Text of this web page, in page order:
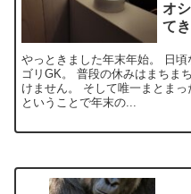
オ
て
やっときました年末年始。 日
ゴリGK。 普段の休みはまちま
けません。 そして唯一まとま
ということで年末の...